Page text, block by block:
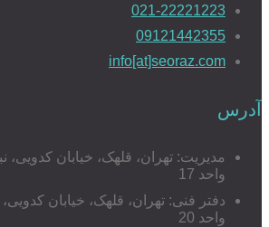
021-22221223
09121442355
info[at]seoraz.com
آدرس
واحد 17
واحد 20